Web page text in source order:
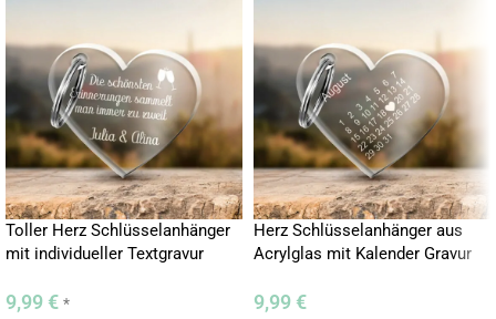
– Individuelle Gravur
– Größe: 5 x 4 cm
– Stärke: 5 mm
– Mit Schlüsselring
Toller Herz Schlüsselanhänger
mit individueller Textgravur
9,99 € *
Herz Schlüsselanhänger aus
Acrylglas mit Kalender Gravur
9,99 €